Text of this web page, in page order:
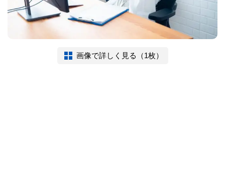
画像で詳しく見る（1枚）